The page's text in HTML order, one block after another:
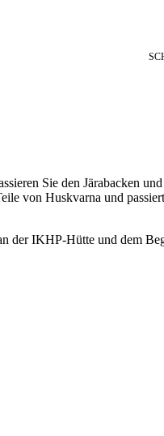
Sie den Järabacken
von Huskvarna und
der IKHP-Hütte und dem